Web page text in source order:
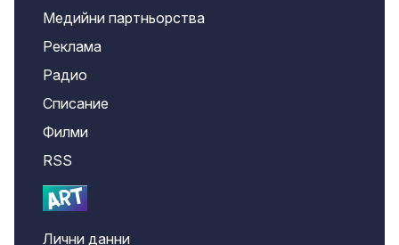
Медийни партньорства
Реклама
Радио
Списание
Филми
RSS
Лични данни